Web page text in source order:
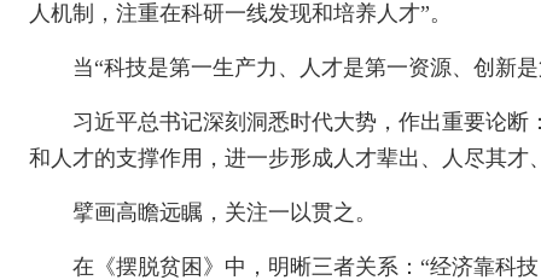
人机制，注重在科研一线发现和培养人才”。
当“科技是第一生产力、人才是第一资源、创新
习近平总书记深刻洞悉时代大势，作出重要论
和人才的支撑作用，进一步形成人才辈出、人尽其才
擘画高瞻远瞩，关注一以贯之。
在《摆脱贫困》中，明晰三者关系：“经济靠科